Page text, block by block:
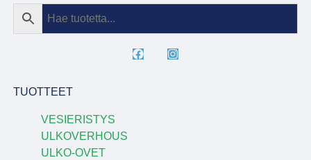
TUOTTEET
VESIERISTYS
ULKOVERHOUS
ULKO-OVET